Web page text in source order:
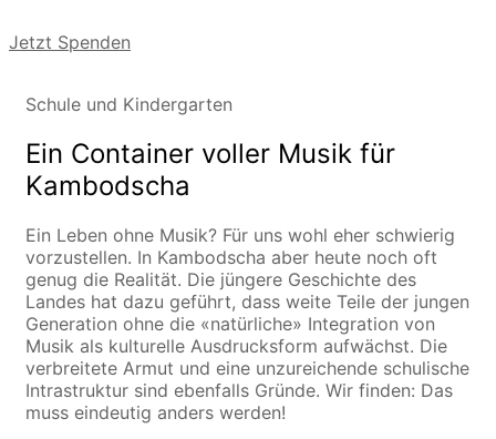
Jetzt Spenden
Schule und Kindergarten
Ein Container voller Musik für
Kambodscha
Ein Leben ohne Musik? Für uns wohl eher schwierig
vorzustellen. In Kambodscha aber heute noch oft
genug die Realität. Die jüngere Geschichte des
Landes hat dazu geführt, dass weite Teile der jungen
Generation ohne die «natürliche» Integration von
Musik als kulturelle Ausdrucksform aufwächst. Die
verbreitete Armut und eine unzureichende schulische
Intrastruktur sind ebenfalls Gründe. Wir finden: Das
muss eindeutig anders werden!